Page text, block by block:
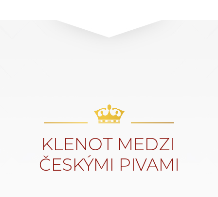
KLENOT MEDZI
ČESKÝMI PIVAMI